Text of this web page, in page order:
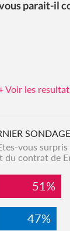
parait-il
Voir les
SONDAGE
vous
du contrat de
51%
47%